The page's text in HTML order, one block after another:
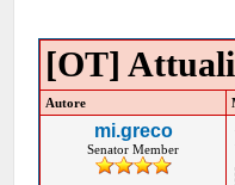
[OT]
Autore
mi.greco
Senator Member